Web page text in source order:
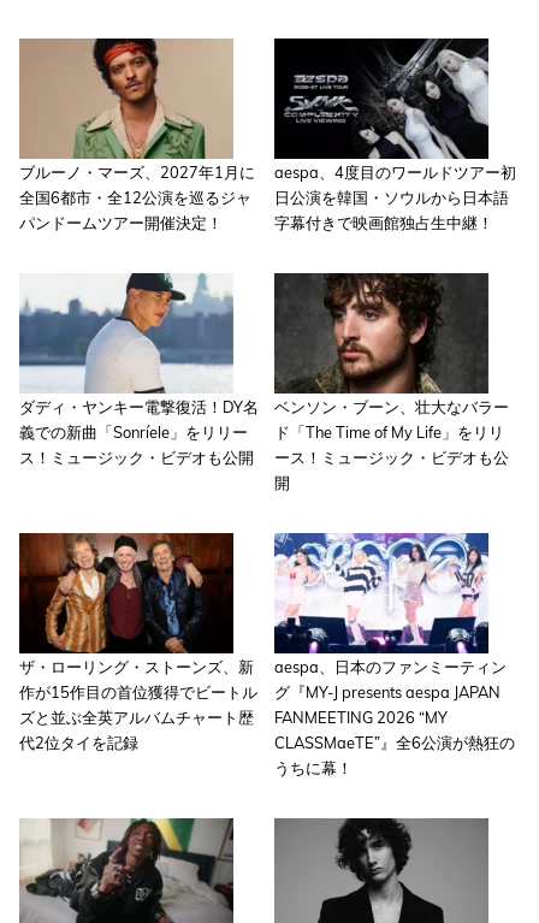
ブルーノ・マーズ、2027年1月に
全国6都市・全12公演を巡るジャ
パンドームツアー開催決定！
aespa、4度目のワールドツアー初
日公演を韓国・ソウルから日本語
字幕付きで映画館独占生中継！
ダディ・ヤンキー電撃復活！DY名
義での新曲「Sonríele」をリリー
ス！ミュージック・ビデオも公開
ベンソン・ブーン、壮大なバラー
ド「The Time of My Life」をリリ
ース！ミュージック・ビデオも公
開
ザ・ローリング・ストーンズ、新
作が15作目の首位獲得でビートル
ズと並ぶ全英アルバムチャート歴
代2位タイを記録
aespa、日本のファンミーティン
グ『MY-J presents aespa JAPAN
FANMEETING 2026 “MY
CLASSMaeTE”』全6公演が熱狂の
うちに幕！